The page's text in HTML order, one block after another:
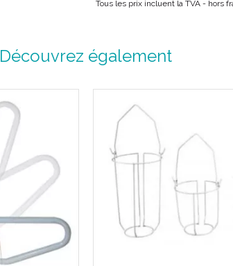
Tous les prix incluent la TVA - hors
Découvrez également